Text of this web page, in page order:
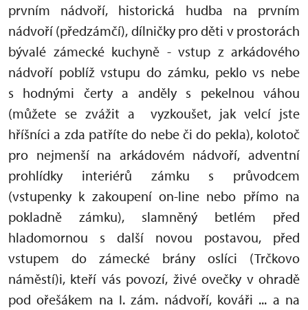
prvním nádvoří, historická hudba na prvním
nádvoří (předzámčí), dílničky pro děti v prostorách
bývalé zámecké kuchyně - vstup z arkádového
nádvoří poblíž vstupu do zámku, peklo vs nebe
s hodnými čerty a anděly s pekelnou váhou
(můžete se zvážit a vyzkoušet, jak velcí jste
hříšníci a zda patříte do nebe či do pekla), kolotoč
pro nejmenší na arkádovém nádvoří, adventní
prohlídky interiérů zámku s průvodcem
(vstupenky k zakoupení on-line nebo přímo na
pokladně zámku), slamněný betlém před
hladomornou s další novou postavou, před
vstupem do zámecké brány oslíci (Trčkovo
náměstí)i, kteří vás povozí, živé ovečky v ohradě
pod ořešákem na I. zám. nádvoří, kováři ... a na